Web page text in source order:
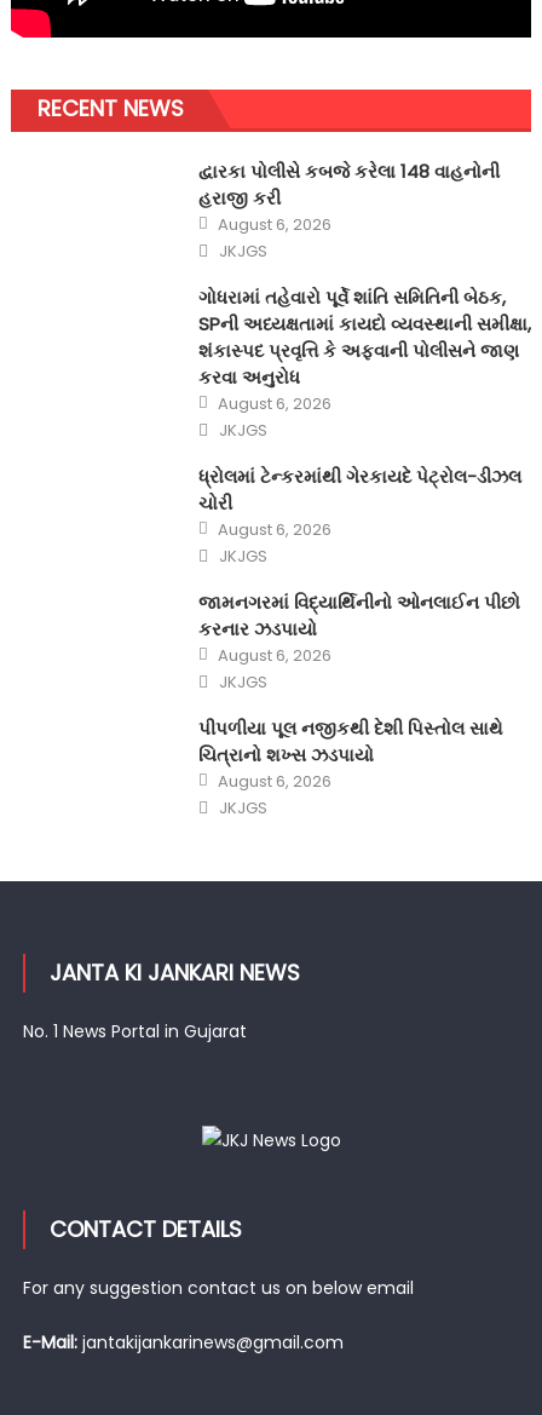
RECENT NEWS
દ્વારકા પોલીસે કબજે કરેલા 148 વાહનોની
હરાજી કરી
Posted
on
August 6, 2026
Author
JKJGS
ગોધરામાં તહેવારો પૂર્વે શાંતિ સમિતિની બેઠક,
SPની અધ્યક્ષતામાં કાયદો વ્યવસ્થાની સમીક્ષા,
શંકાસ્પદ પ્રવૃત્તિ કે અફવાની પોલીસને જાણ
કરવા અનુરોધ
Posted
on
August 6, 2026
Author
JKJGS
ધ્રોલમાં ટેન્કરમાંથી ગેરકાયદે પેટ્રોલ-ડીઝલ
ચોરી
Posted
on
August 6, 2026
Author
JKJGS
જામનગરમાં વિદ્યાર્થિનીનો ઓનલાઈન પીછો
કરનાર ઝડપાયો
Posted
on
August 6, 2026
Author
JKJGS
પીપળીયા પૂલ નજીકથી દેશી પિસ્તોલ સાથે
ચિત્રાનો શખ્સ ઝડપાયો
Posted
on
August 6, 2026
Author
JKJGS
JANTA KI JANKARI NEWS
No. 1 News Portal in Gujarat
CONTACT DETAILS
For any suggestion contact us on below email
E-Mail: jantakijankarinews@gmail.com